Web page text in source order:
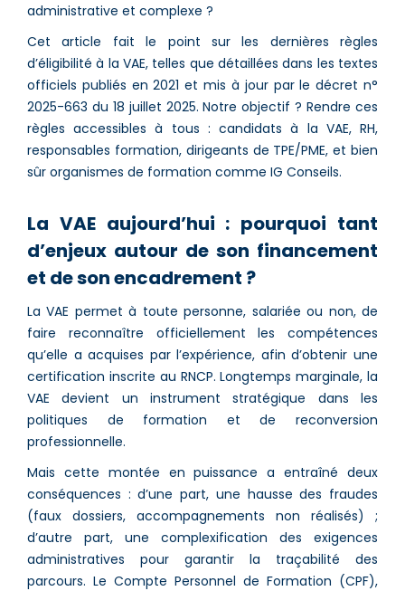
administrative et complexe ?
Cet article fait le point sur les dernières règles
d’éligibilité à la VAE, telles que détaillées dans les textes
officiels publiés en 2021 et mis à jour par le décret n°
2025-663 du 18 juillet 2025. Notre objectif ? Rendre ces
règles accessibles à tous : candidats à la VAE, RH,
responsables formation, dirigeants de TPE/PME, et bien
sûr organismes de formation comme IG Conseils.
La VAE aujourd’hui : pourquoi tant
d’enjeux autour de son financement
et de son encadrement ?
La VAE permet à toute personne, salariée ou non, de
faire reconnaître officiellement les compétences
qu’elle a acquises par l’expérience, afin d’obtenir une
certification inscrite au RNCP. Longtemps marginale, la
VAE devient un instrument stratégique dans les
politiques de formation et de reconversion
professionnelle.
Mais cette montée en puissance a entraîné deux
conséquences : d’une part, une hausse des fraudes
(faux dossiers, accompagnements non réalisés) ;
d’autre part, une complexification des exigences
administratives pour garantir la traçabilité des
parcours. Le Compte Personnel de Formation (CPF),